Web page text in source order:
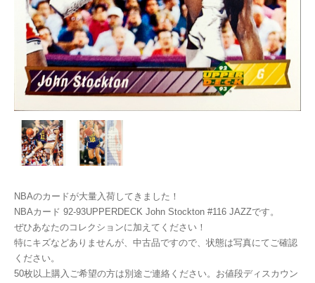
NBAのカードが大量入荷してきました！
NBAカード 92-93UPPERDECK John Stockton #116 JAZZです。
ぜひあなたのコレクションに加えてください！
特にキズなどありませんが、中古品ですので、状態は写真にてご確認
ください。
50枚以上購入ご希望の方は別途ご連絡ください。お値段ディスカウン